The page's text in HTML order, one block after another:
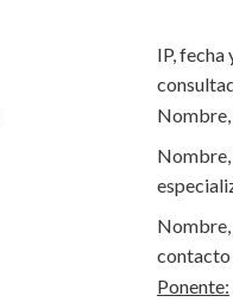
IP, fecha
Nombre,
contacto
Ponente: